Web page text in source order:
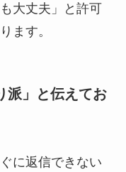
大丈夫」と許可
ます。
派」と伝えてお
に返信できない